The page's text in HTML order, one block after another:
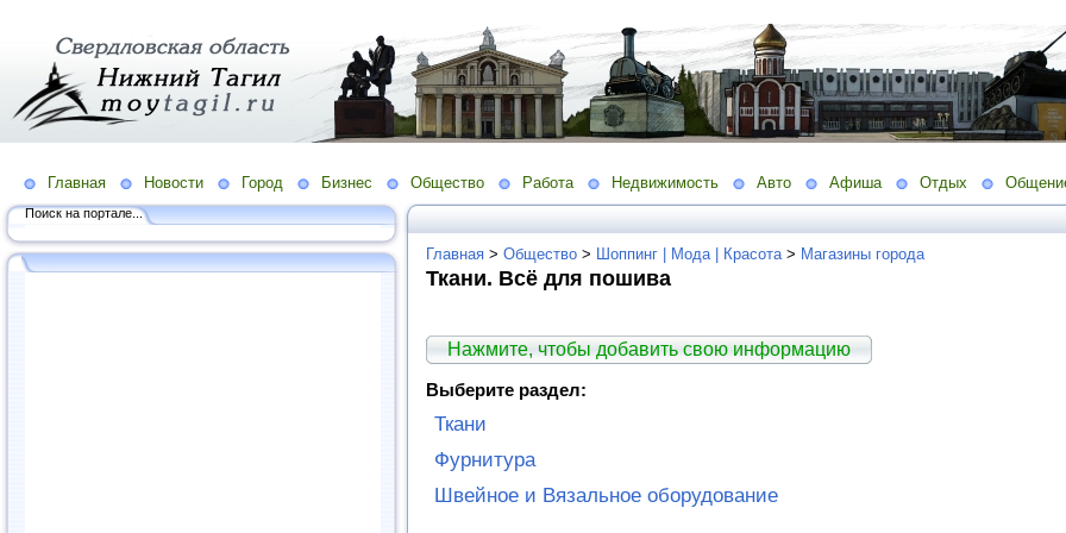
Главная Новости Город Бизнес Общество Работа Недвижимость Авто Афиша Отдых
Поиск на портале...
Главная > Общество > Шоппинг | Мода | Красота > Магазины города
Ткани. Всё для пошива
Нажмите, чтобы добавить свою информацию
Выберите раздел:
Ткани
Фурнитура
Швейное и Вязальное оборудование